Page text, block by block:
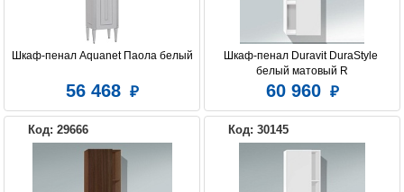
Шкаф-пенал Aquanet Паола белый
56 468
Шкаф-пенал Duravit DuraStyle
белый матовый R
60 960
Код: 29666 Код: 30145